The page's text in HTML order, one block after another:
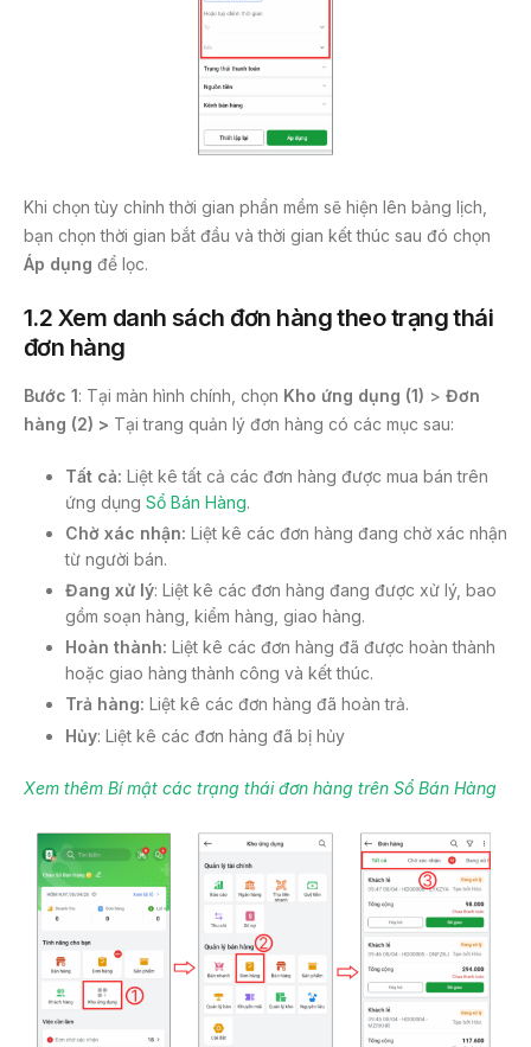
Khi chọn tùy chỉnh thời gian phần mềm sẽ hiện lên bảng lịch,
bạn chọn thời gian bắt đầu và thời gian kết thúc sau đó chọn
Áp dụng để lọc.
1.2 Xem danh sách đơn hàng theo trạng thái
đơn hàng
Bước 1: Tại màn hình chính, chọn Kho ứng dụng (1) > Đơn
hàng (2) > Tại trang quản lý đơn hàng có các mục sau:
Tất cả: Liệt kê tất cả các đơn hàng được mua bán trên
ứng dụng Sổ Bán Hàng.
Chờ xác nhận: Liệt kê các đơn hàng đang chờ xác nhận
từ người bán.
Đang xử lý: Liệt kê các đơn hàng đang được xử lý, bao
gồm soạn hàng, kiểm hàng, giao hàng.
Hoàn thành: Liệt kê các đơn hàng đã được hoàn thành
hoặc giao hàng thành công và kết thúc.
Trả hàng: Liệt kê các đơn hàng đã hoàn trả.
Hủy: Liệt kê các đơn hàng đã bị hủy
Xem thêm Bí mật các trạng thái đơn hàng trên Sổ Bán Hàng